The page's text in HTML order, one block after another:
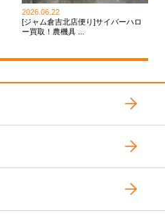
2026.06.22
[ジャム倉吉北店便り]サイバーハロ
ー買取！農機具 ...